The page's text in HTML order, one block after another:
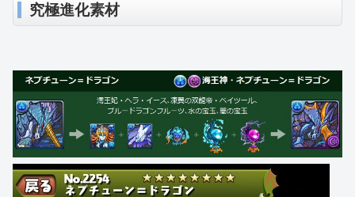
究極進化素材